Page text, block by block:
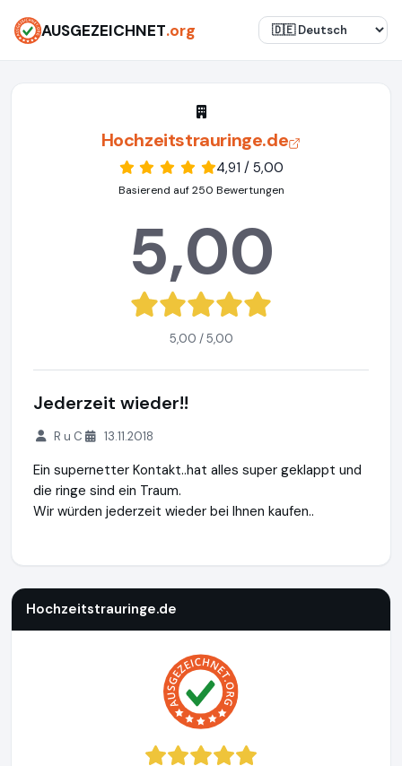
AUSGEZEICHNET.org
Hochzeitstrauringe.de
4,91 / 5,00
Basierend auf 250 Bewertungen
5,00
5,00 / 5,00
Jederzeit wieder!!
R u C 13.11.2018
Ein supernetter Kontakt..hat alles super geklappt und
die ringe sind ein Traum.
Wir würden jederzeit wieder bei Ihnen kaufen..
Hochzeitstrauringe.de